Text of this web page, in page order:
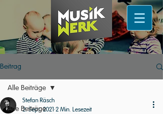
Beitrag
Alle Beiträge
Alle Beiträge
Stefan Räsch
2. Sept. 2021 2 Min. Lesezeit